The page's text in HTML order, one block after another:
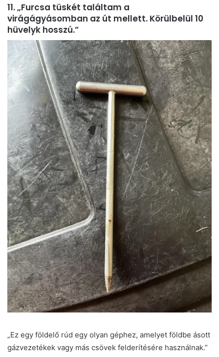
11. „Furcsa tüskét találtam a
virágágyásomban az út mellett. Körülbelül 10
hüvelyk hosszú.”
„Ez egy földelő rúd egy olyan géphez, amelyet földbe ásott
gázvezetékek vagy más csövek felderítésére használnak.”